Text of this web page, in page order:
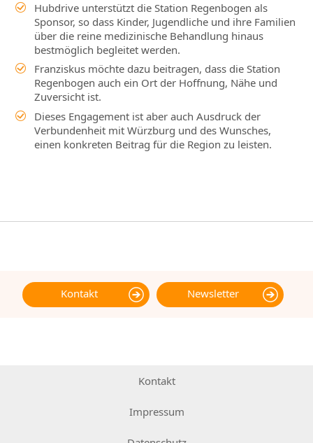
Hubdrive unterstützt die Station Regenbogen als
Sponsor, so dass Kinder, Jugendliche und ihre Familien
über die reine medizinische Behandlung hinaus
bestmöglich begleitet werden.
Franziskus möchte dazu beitragen, dass die Station
Regenbogen auch ein Ort der Hoffnung, Nähe und
Zuversicht ist.
Dieses Engagement ist aber auch Ausdruck der
Verbundenheit mit Würzburg und des Wunsches,
einen konkreten Beitrag für die Region zu leisten.
Kontakt Newsletter
Kontakt
Impressum